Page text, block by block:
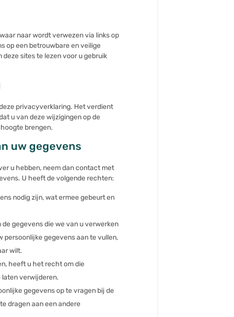
naar wordt verwezen via links op
op een betrouwbare en veilige
sites te lezen voor u gebruik
privacyverklaring. Het verdient
u van deze wijzigingen op de
brengen.
uw gegevens
u hebben, neem dan contact met
U heeft de volgende rechten:
nodig zijn, wat ermee gebeurt en
gegevens die we van u verwerken
gegevens aan te vullen,
wilt.
heeft u het recht om die
laten verwijderen.
gegevens op te vragen bij de
dragen aan een andere